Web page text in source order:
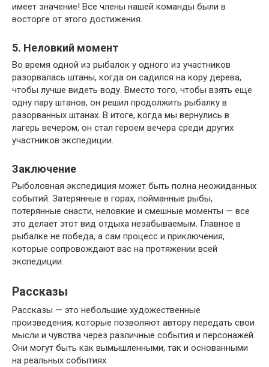
имеет значение! Все члены нашей команды были в
восторге от этого достижения.
5. Неловкий момент
Во время одной из рыбалок у одного из участников
разорвалась штаны, когда он садился на кору дерева,
чтобы лучше видеть воду. Вместо того, чтобы взять еще
одну пару штанов, он решил продолжить рыбалку в
разорванных штанах. В итоге, когда мы вернулись в
лагерь вечером, он стал героем вечера среди других
участников экспедиции.
Заключение
Рыболовная экспедиция может быть полна неожиданных
событий. Затерянные в горах, пойманные рыбы,
потерянные снасти, неловкие и смешные моменты — все
это делает этот вид отдыха незабываемым. Главное в
рыбалке не победа, а сам процесс и приключения,
которые сопровождают вас на протяжении всей
экспедиции.
Рассказы
Рассказы — это небольшие художественные
произведения, которые позволяют автору передать свои
мысли и чувства через различные события и персонажей.
Они могут быть как вымышленными, так и основанными
на реальных событиях.